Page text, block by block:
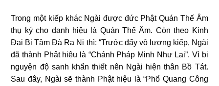
Trong một kiếp khác Ngài được đức Phật Quán Thế Âm
thụ ký cho danh hiệu là Quán Thế Âm. Còn theo Kinh
Đại Bi Tâm Đà Ra Ni thì: “Trước đấy vô lượng kiếp, Ngài
đã thành Phật hiệu là “Chánh Pháp Minh Như Lai”. Vì bi
nguyện độ sanh khẩn thiết nên Ngài hiện thân Bồ Tát.
Sau đây, Ngài sẽ thành Phật hiệu là “Phổ Quang Công